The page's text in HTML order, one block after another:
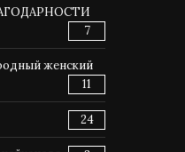
7
женский
11
24